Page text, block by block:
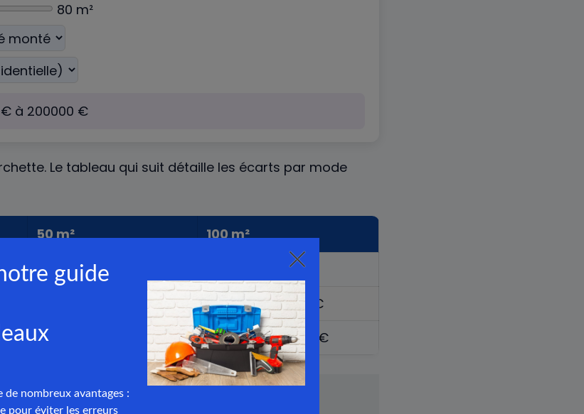
80 m²
€ à 200000 €
Le tableau qui suit détaille les écarts par mode
50 m²
100 m²
60 000-90 000 €
120 000-180 000 €
180 000-250 000 €
125 000-175 000 € 250 000-350 000 €
de remblaiement : tarifs au m³ 2026